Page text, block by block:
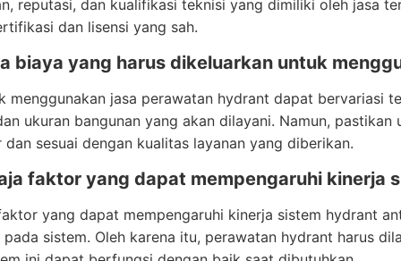
reputasi, dan kualifikasi teknisi yang dimiliki oleh jasa
dan lisensi yang sah.
biaya yang harus dikeluarkan untuk
menggunakan jasa perawatan hydrant dapat bervariasi
ukuran bangunan yang akan dilayani. Namun,
dan sesuai dengan kualitas layanan yang diberikan.
faktor yang dapat mempengaruhi kinerja
yang dapat mempengaruhi kinerja sistem hydrant
sistem. Oleh karena itu, perawatan hydrant harus